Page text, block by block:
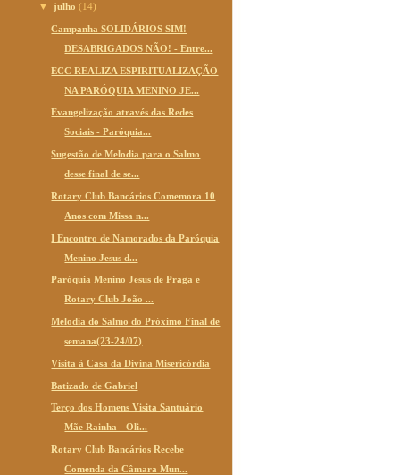
▼ julho(14)
Campanha SOLIDÁRIOS SIM!
DESABRIGADOS NÃO! - Entre...
ECC REALIZA ESPIRITUALIZAÇÃO
NA PARÓQUIA MENINO JE...
Evangelização através das Redes
Sociais - Paróquia...
Sugestão de Melodia para o Salmo
desse final de se...
Rotary Club Bancários Comemora 10
Anos com Missa n...
I Encontro de Namorados da Paróquia
Menino Jesus d...
Paróquia Menino Jesus de Praga e
Rotary Club João ...
Melodia do Salmo do Próximo Final de
semana(23-24/07)
Visita à Casa da Divina Misericórdia
Batizado de Gabriel
Terço dos Homens Visita Santuário
Mãe Rainha - Oli...
Rotary Club Bancários Recebe
Comenda da Câmara Mun...